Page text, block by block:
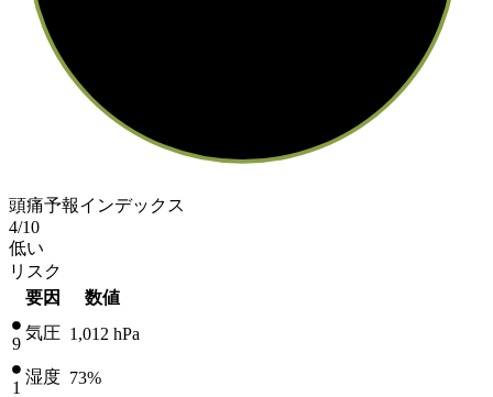
頭痛予報インデックス
4/10
低い
リスク
要因
数値
9
気圧 1,012 hPa
1
湿度 73%